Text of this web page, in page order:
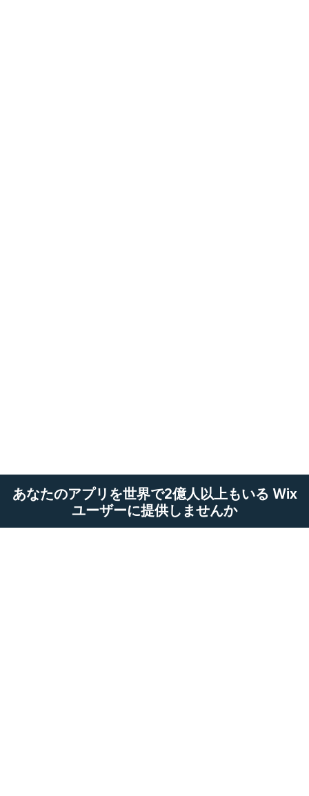
あなたのアプリを世界で2億人以上もいる Wix
ユーザーに提供しませんか